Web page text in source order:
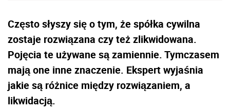
Często słyszy się o tym, że spółka cywilna
zostaje rozwiązana czy też zlikwidowana.
Pojęcia te używane są zamiennie. Tymczasem
mają one inne znaczenie. Ekspert wyjaśnia
jakie są różnice między rozwiązaniem, a
likwidacją.